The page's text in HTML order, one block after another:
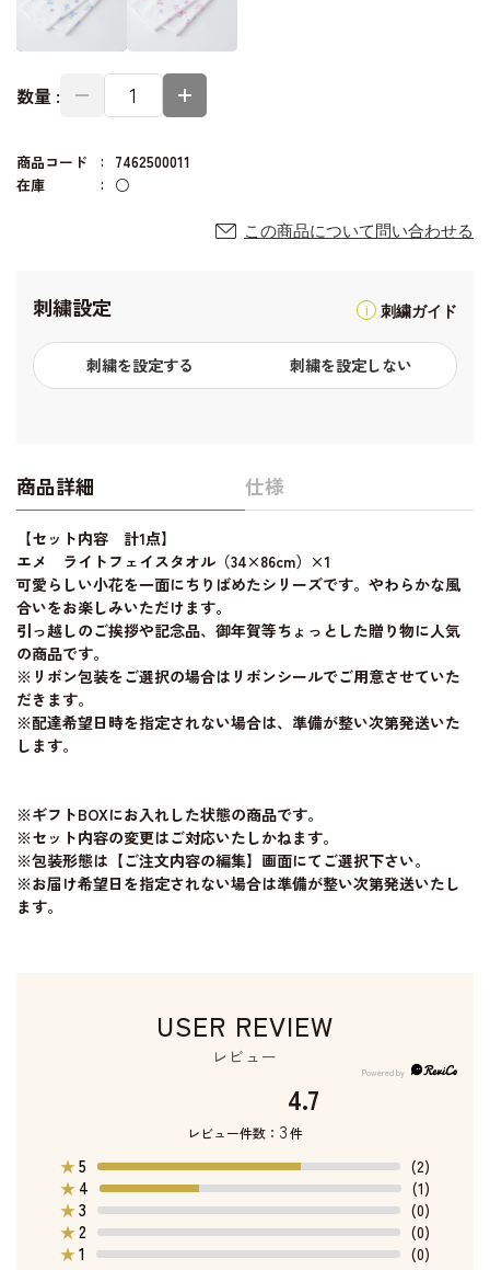
数量 :
商品コード
7462500011
在庫
○
この商品について問い合わせる
刺繍設定 刺繍ガイド
刺繍を設定する 刺繍を設定しない
商品詳細 仕様
【セット内容 計1点】
エメ ライトフェイスタオル（34×86cm）×1
可愛らしい小花を一面にちりばめたシリーズです。やわらかな風
合いをお楽しみいただけます。
引っ越しのご挨拶や記念品、御年賀等ちょっとした贈り物に人気
の商品です。
※リボン包装をご選択の場合はリボンシールでご用意させていた
だきます。
※配達希望日時を指定されない場合は、準備が整い次第発送いた
します。
※ギフトBOXにお入れした状態の商品です。
※セット内容の変更はご対応いたしかねます。
※包装形態は【ご注文内容の編集】画面にてご選択下さい。
※お届け希望日を指定されない場合は準備が整い次第発送いたし
ます。
USER REVIEW
レビュー
4.7
レビュー件数： 3件
★5
(2)
★ 4
(1)
★3
(0)
★2
(0)
★1 (0)